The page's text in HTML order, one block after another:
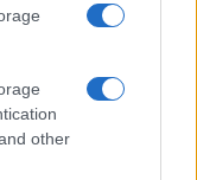
other